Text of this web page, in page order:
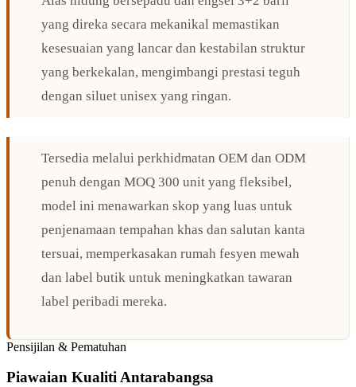
yang direka secara mekanikal memastikan
kesesuaian yang lancar dan kestabilan struktur
yang berkekalan, mengimbangi prestasi teguh
dengan siluet unisex yang ringan.
Tersedia melalui perkhidmatan OEM dan ODM
penuh dengan MOQ 300 unit yang fleksibel,
model ini menawarkan skop yang luas untuk
penjenamaan tempahan khas dan salutan kanta
tersuai, memperkasakan rumah fesyen mewah
dan label butik untuk meningkatkan tawaran
label peribadi mereka.
Pensijilan & Pematuhan
Piawaian Kualiti Antarabangsa